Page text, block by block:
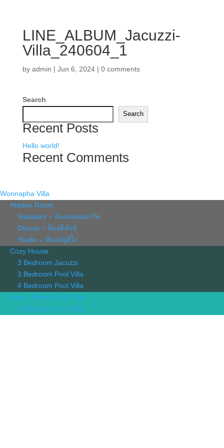
LINE_ALBUM_Jacuzzi-
Villa_240604_1
byadmin | Jun 6, 2024| 0 comments
Search
Search
Recent Posts
Hello world!
Recent Comments
Wonnapha Villa
Hidden Room
Standard – ห้องสแตนดาร์ด
Deluxe – ห้องดีลักซ์
Studio – ห้องสตูดิโอ
Cozy House
3 Bedroom Jacuzzi
3 Bedroom Pool Villa
4 Bedroom Pool Villa
Swan, Private Pool Villa
2 Bedroom Pool Villa